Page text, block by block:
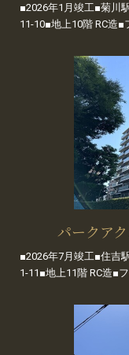
■2026年1月竣工■菊川
11-10■地上10階 RC造■
パークア
■2026年7月竣工■住吉
1-11■地上11階 RC造■